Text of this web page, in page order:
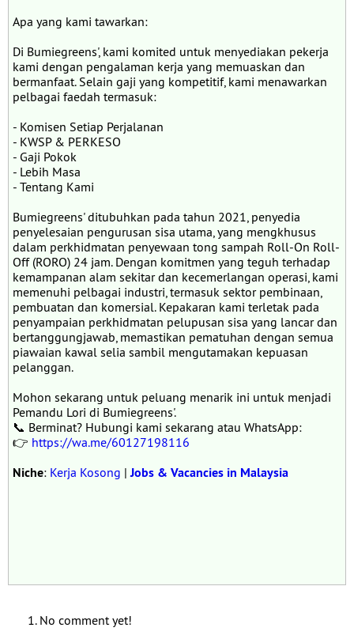
Apa yang kami tawarkan:
Di Bumiegreens', kami komited untuk menyediakan pekerja
kami dengan pengalaman kerja yang memuaskan dan
bermanfaat. Selain gaji yang kompetitif, kami menawarkan
pelbagai faedah termasuk:
- Komisen Setiap Perjalanan
- KWSP & PERKESO
- Gaji Pokok
- Lebih Masa
- Tentang Kami
Bumiegreens' ditubuhkan pada tahun 2021, penyedia
penyelesaian pengurusan sisa utama, yang mengkhusus
dalam perkhidmatan penyewaan tong sampah Roll-On Roll-
Off (RORO) 24 jam. Dengan komitmen yang teguh terhadap
kemampanan alam sekitar dan kecemerlangan operasi, kami
memenuhi pelbagai industri, termasuk sektor pembinaan,
pembuatan dan komersial. Kepakaran kami terletak pada
penyampaian perkhidmatan pelupusan sisa yang lancar dan
bertanggungjawab, memastikan pematuhan dengan semua
piawaian kawal selia sambil mengutamakan kepuasan
pelanggan.
Mohon sekarang untuk peluang menarik ini untuk menjadi
Pemandu Lori di Bumiegreens'.
📞 Berminat? Hubungi kami sekarang atau WhatsApp:
👉 https://wa.me/60127198116
Niche: Kerja Kosong |Jobs & Vacancies in Malaysia
No comment yet!